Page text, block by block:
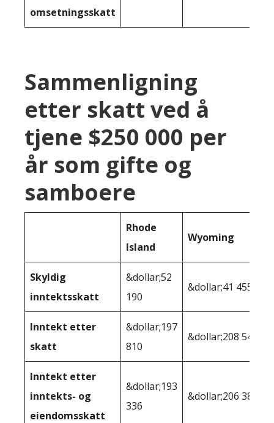
omsetningsskatt
Sammenligning
etter skatt ved å
tjene $250 000 per
år som gifte og
samboere
Rhode
Island
Wyoming
Skyldig
inntektsskatt
&dollar;52
190
&dollar;41 455
Inntekt etter
skatt
&dollar;197
810
&dollar;208 545
Inntekt etter
inntekts- og
eiendomsskatt
&dollar;193
336
&dollar;206 388